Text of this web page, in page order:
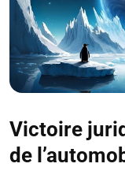
Victoire
de